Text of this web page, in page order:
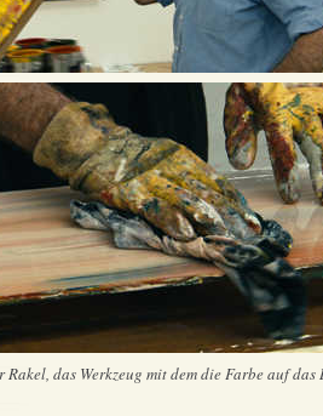
das Werkzeug mit dem die Farbe auf